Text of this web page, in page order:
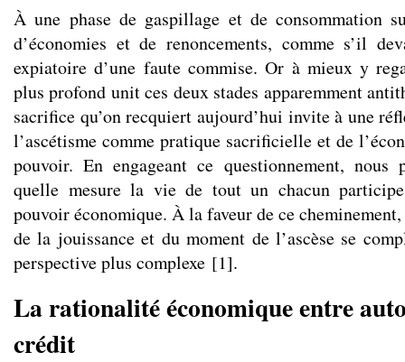
À une phase de gaspillage et de consommation
d’économies et de renoncements, comme s’il
expiatoire d’une faute commise. Or à mieux y
plus profond unit ces deux stades apparemment
sacrifice qu’on recquiert aujourd’hui invite à une
l’ascétisme comme pratique sacrificielle et de
pouvoir. En engageant ce questionnement, nous
quelle mesure la vie de tout un chacun
pouvoir économique. À la faveur de ce
de la jouissance et du moment de l’ascèse se
perspective plus complexe [1].
La rationalité économique entre
crédit